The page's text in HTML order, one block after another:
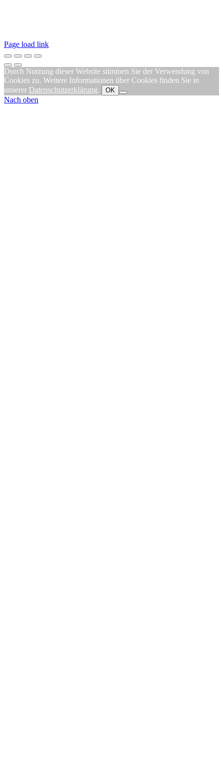
Page load link
Durch Nutzung dieser Website stimmen Sie der Verwendung von
Cookies zu. Weitere Informationen über Cookies finden Sie in
unserer Datenschutzerklärung. OK
Nach oben